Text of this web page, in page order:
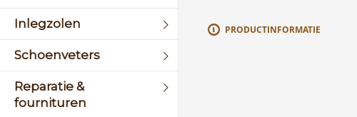
Inlegzolen
Schoenveters
Reparatie &
fournituren
PRODUCTINFORMATIE